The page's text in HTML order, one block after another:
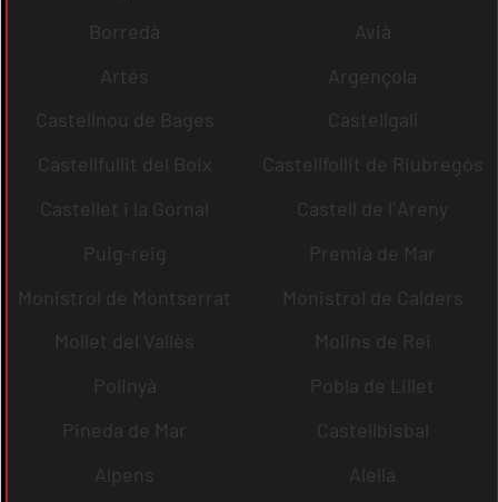
Borredà
Avià
Artés
Argençola
Castellnou de Bages
Castellgalí
Castellfullit del Boix
Castellfollit de Riubregós
Castellet i la Gornal
Castell de l´Areny
Puig-reig
Premià de Mar
Monistrol de Montserrat
Monistrol de Calders
Mollet del Vallès
Molins de Rei
Polinyà
Pobla de Lillet
Pineda de Mar
Castellbisbal
Alpens
Alella